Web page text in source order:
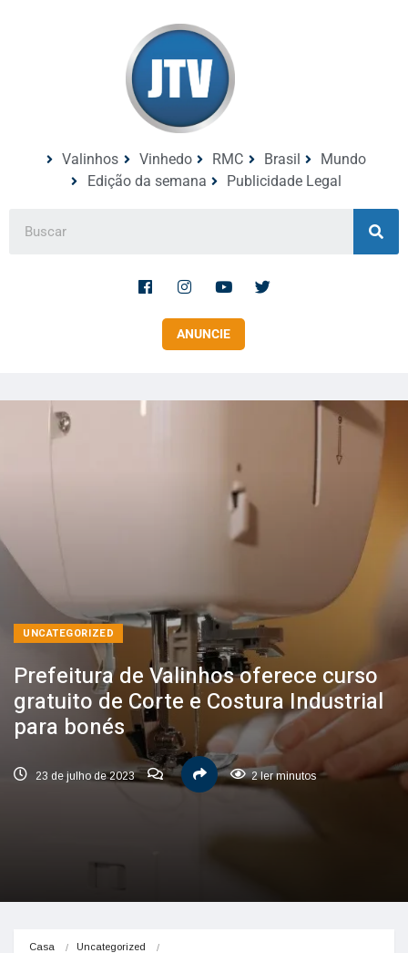
Valinhos Vinhedo RMC Brasil
Mundo
Edição da semana
Publicidade Legal
ANUNCIE
UNCATEGORIZED
Prefeitura de Valinhos oferece curso
gratuito de Corte e Costura Industrial
para bonés
23 de julho de 2023 2 ler minutos
Casa Uncategorized